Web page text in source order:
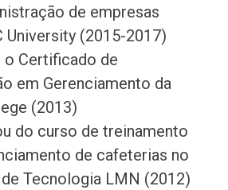
de empresas
University (2015-2017)
o Certificado de
em Gerenciamento da
(2013)
do curso de treinamento
de cafeterias no
Tecnologia LMN (2012)